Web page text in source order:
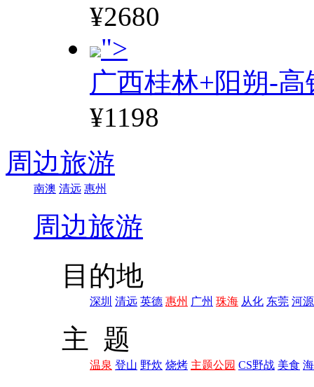
¥2680
">
广西桂林+阳朔-高
¥1198
周边旅游
南澳 清远 惠州
周边旅游
目的地
深圳 清远 英德 惠州 广州 珠海 从化 东莞 河源
主 题
温泉 登山 野炊 烧烤 主题公园 CS野战 美食